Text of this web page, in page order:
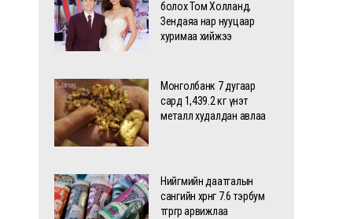
болох Том Холланд,
Зендаяа нар нууцаар
хуримаа хийжээ
Монголбанк 7 дугаар
сард 1,439.2 кг үнэт
металл худалдан авлаа
Нийгмийн даатгалын
сангийн хөрөнгө 7.6 тэрбум
төгрөгөөр арвижлаа